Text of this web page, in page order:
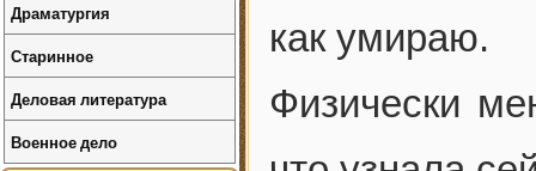
как умираю.
Физически
Драматургия
Старинное
Деловая литература
Военное дело